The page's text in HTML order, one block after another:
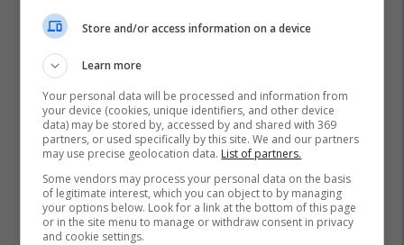
Store and/or access information on a device
Learn more
Your personal data will be processed and information from
your device (cookies, unique identifiers, and other device
data) may be stored by, accessed by and shared with 369
partners, or used specifically by this site. We and our partners
may use precise geolocation data. List of partners.
Some vendors may process your personal data on the basis
of legitimate interest, which you can object to by managing
your options below. Look for a link at the bottom of this page
or in the site menu to manage or withdraw consent in privacy
and cookie settings.